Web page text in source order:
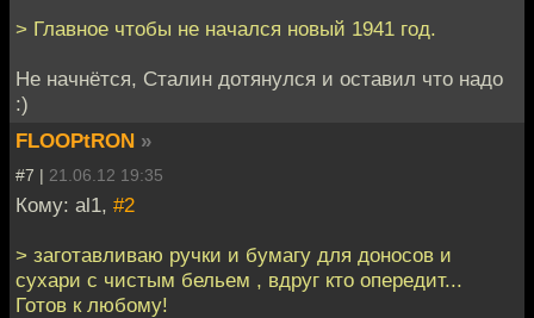
> Главное чтобы не начался новый 1941 год.
Не начнётся, Сталин дотянулся и оставил что надо
:)
FLOOPtRON »
#7 | 21.06.12 19:35
Кому: al1, #2
> заготавливаю ручки и бумагу для доносов и
сухари с чистым бельем , вдруг кто опередит...
Готов к любому!